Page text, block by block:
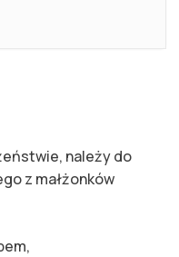
należy do
z małżonków